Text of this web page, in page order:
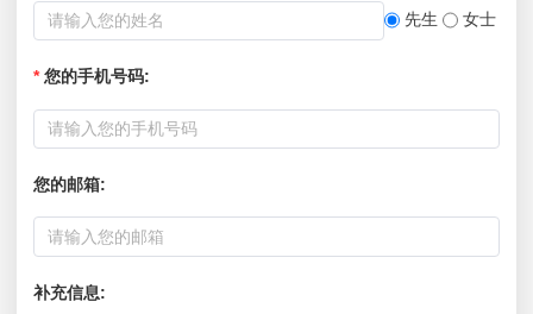
先生 女士
*您的手机号码:
您的邮箱:
补充信息: